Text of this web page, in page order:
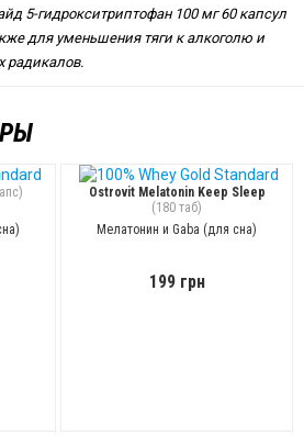
5-гидрокситриптофан 100 мг 60 капсул
для уменьшения тяги к алкоголю и
радикалов.
Ostrovit Melatonin Keep Sleep
(180 таб)
Мелатонин и Gaba (для сна)
199 грн